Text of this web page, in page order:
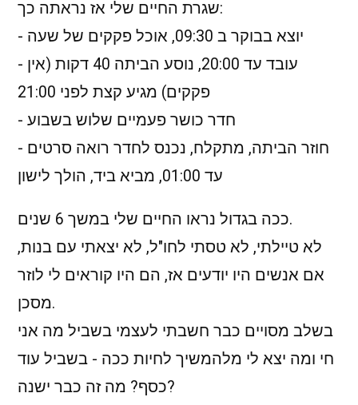
שגרת החיים שלי אז נראתה כך:
- יוצא בבוקר ב 09:30, אוכל פקקים של שעה
- עובד עד 20:00, נוסע הביתה 40 דקות (אין
פקקים) מגיע קצת לפני 21:00
- חדר כושר פעמיים שלוש בשבוע
- חוזר הביתה, מתקלח, נכנס לחדר רואה סרטים
עד 01:00, מביא ביד, הולך לישון
ככה בגדול נראו החיים שלי במשך 6 שנים.
לא טיילתי, לא טסתי לחו"ל, לא יצאתי עם בנות,
אם אנשים היו יודעים אז, הם היו קוראים לי לוזר
מסכן.
בשלב מסויים כבר חשבתי לעצמי בשביל מה אני
חי ומה יצא לי מלהמשיך לחיות ככה - בשביל עוד
כסף? מה זה כבר ישנה?